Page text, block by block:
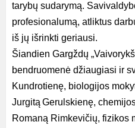
tarybų sudarymą.
profesionalumą, atliktus
iš jų išrinkti geriausi.
Šiandien Gargždų
bendruomenė džiaugiasi ir
Kundrotienę, biologijos
Jurgitą Gerulskienę,
Romaną Rimkevičių, fizikos